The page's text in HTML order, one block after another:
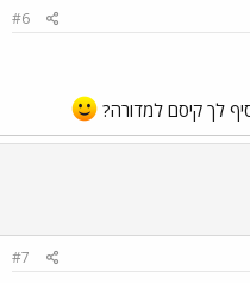
#6
לך קיסם למדורה?
#7